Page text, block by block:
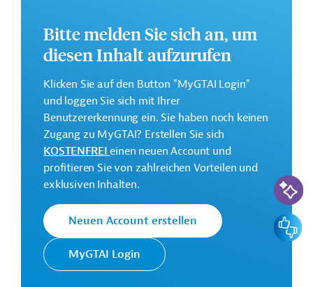
Gesamtkosten:
0,7 Millionen US-Dollar
Geberbeitrag:
0,7 Millionen US-Dollar (Zuschuss)
Kontaktadresse
Interamerikanische
Entwicklungsbank
(IDB)
Die IDB ist die wichtigste
multilaterale
Finanzierungsinstitution für
Entwicklungsprojekte in der
Region Lateinamerika und
Bitte melden Sie sich an, um
diesen Inhalt aufzurufen
Klicken Sie auf den Button "MyGTAI Login"
und loggen Sie sich mit Ihrer
Benutzererkennung ein. Sie haben noch keinen
Zugang zu MyGTAI? Erstellen Sie sich
KOSTENFREIeinen neuen Account und
profitieren Sie von zahlreichen Vorteilen und
exklusiven Inhalten.
Neuen Account erstellen
MyGTAI Login
KI-